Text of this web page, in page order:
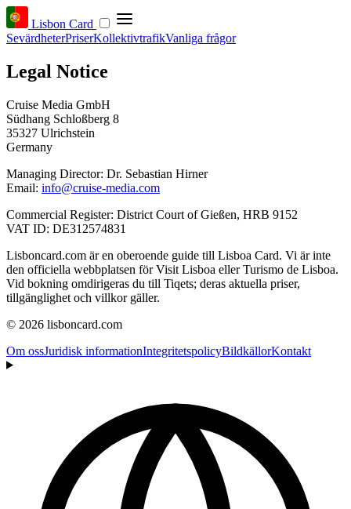
Lisbon Card
SevärdheterPriserKollektivtrafikVanliga frågor
Legal Notice
Cruise Media GmbH
Südhang Schloßberg 8
35327 Ulrichstein
Germany
Managing Director: Dr. Sebastian Hirner
Email: info@cruise-media.com
Commercial Register: District Court of Gießen, HRB 9152
VAT ID: DE312574831
Lisboncard.com är en oberoende guide till Lisboa Card. Vi är inte
den officiella webbplatsen för Visit Lisboa eller Turismo de Lisboa.
Vid bokning omdirigeras du till Tiqets; deras aktuella priser,
tillgänglighet och villkor gäller.
© 2026 lisboncard.com
Om ossJuridisk informationIntegritetspolicyBildkällorKontakt